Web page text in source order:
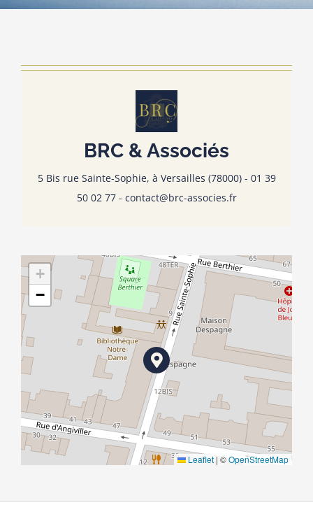
BRC & Associés
5 Bis rue Sainte-Sophie, à Versailles (78000) - 01 39
50 02 77 - contact@brc-associes.fr
01 39 50 02 77 - contact@brc-associes.fr
Lundi au Vendredi de 9h à 13h puis de 14h à 17h –
Office fermé le samedi et le dimanche (sauf
urgences constats)
+
−
Leaflet | ©OpenStreetMap